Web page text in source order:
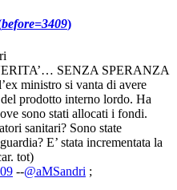
before=3409)
SENZA SPERANZA
ministro si vanta di avere
prodotto interno lordo. Ha
sono stati allocati i fondi.
sanitari? Sono state
E’ stata incrementata la
tot)
--@aMSandri ;